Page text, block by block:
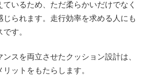
いるため、ただ柔らかいだけでなく
じられます。走行効率を求める人にも
す。
スを両立させたクッション設計は、
ットをもたらします。